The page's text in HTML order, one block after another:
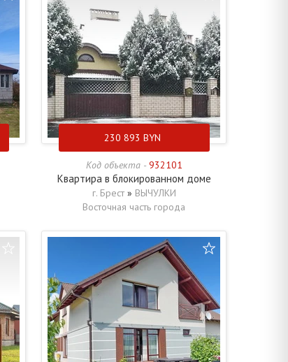
230 893 BYN
Код объекта - 932101
Квартира в блокированном доме
г. Брест » ВЫЧУЛКИ
Восточная часть города